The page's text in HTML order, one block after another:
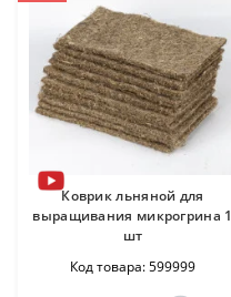
Коврик льняной для
выращивания микрогрина 1
шт
Код товара: 599999